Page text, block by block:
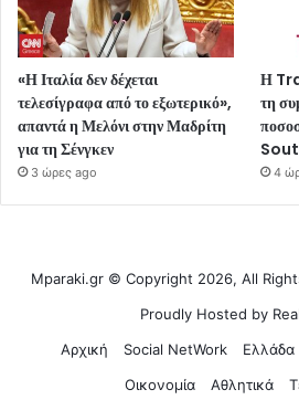
«Η Ιταλία δεν δέχεται
τελεσίγραφα από το εξωτερικό»,
απαντά η Μελόνι στην Μαδρίτη
για τη Σένγκεν
3 ώρες ago
Η
τη
4
Mparaki.gr © Copyright 2026, All
Proudly Hosted by
Αρχική
Social NetWork Ελλάδα
Οικονομία
Αθλητικά